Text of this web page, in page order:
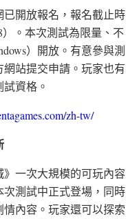
已開放報名，報名截止時
）。本次測試為限量、不
）開放。有意參與測
站提交申請。玩家也有
資格。
zh-tw/
》一次大規模的可玩內容
測試中正式登場，同時
內容。玩家還可以探索